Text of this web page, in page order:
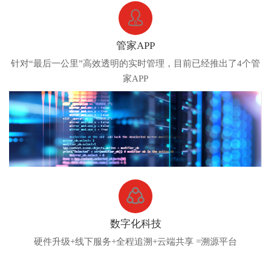
管家APP
针对“最后一公里”高效透明的实时管理，目前已经推出了4个管
家APP
数字化科技
硬件升级+线下服务+全程追溯+云端共享 =溯源平台